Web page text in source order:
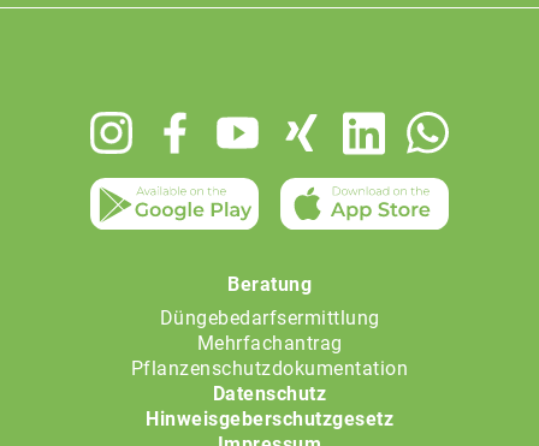
Beratung
Düngebedarfsermittlung
Mehrfachantrag
Pflanzenschutzdokumentation
Datenschutz
Hinweisgeberschutzgesetz